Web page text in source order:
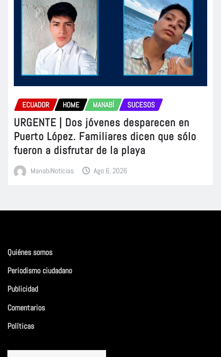
ECUADOR HOME MANABÍ SUCESOS
URGENTE | Dos jóvenes desparecen en
Puerto López. Familiares dicen que sólo
fueron a disfrutar de la playa
ManabiNoticias Ago 6, 2026
Quiénes somos
Periodismo ciudadano
Publicidad
Comentarios
Políticas